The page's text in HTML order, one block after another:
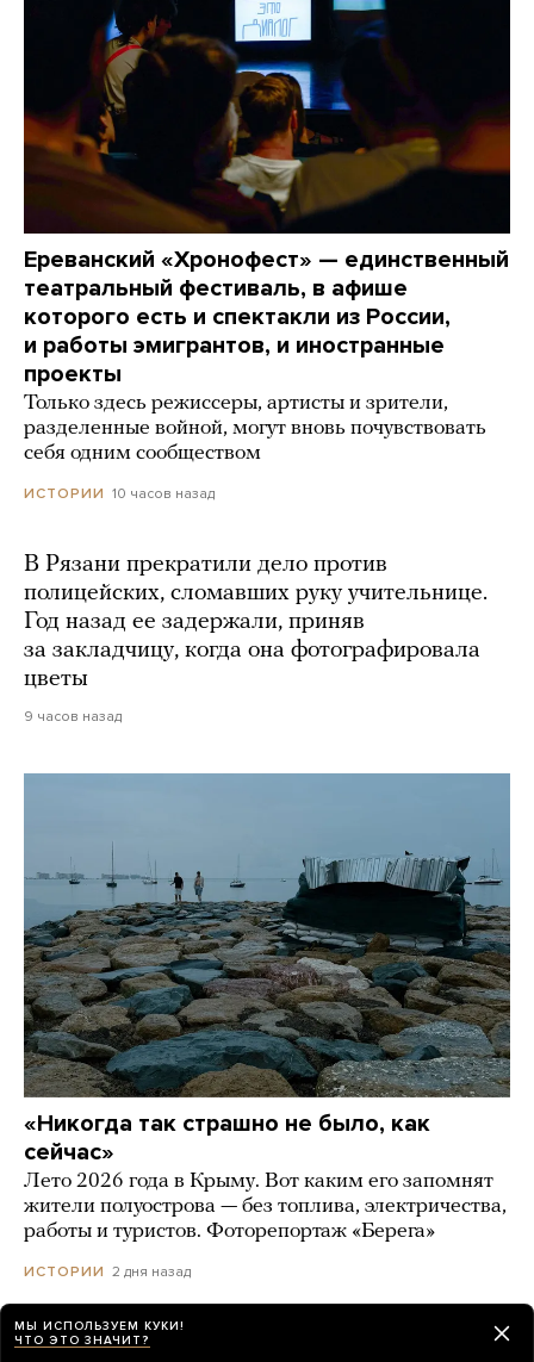
Ереванский «Хронофест» — единственный
театральный фестиваль, в афише
которого есть и спектакли из России,
и работы эмигрантов, и иностранные
проекты
Только здесь режиссеры, артисты и зрители,
разделенные войной, могут вновь почувствовать
себя одним сообществом
ИСТОРИИ 10 часов назад
В Рязани прекратили дело против
полицейских, сломавших руку учительнице.
Год назад ее задержали, приняв
за закладчицу, когда она фотографировала
цветы
9 часов назад
«Никогда так страшно не было, как
сейчас»
Лето 2026 года в Крыму. Вот каким его запомнят
жители полуострова — без топлива, электричества,
работы и туристов. Фоторепортаж «Берега»
ИСТОРИИ 2 дня назад
«Россия-24» обратилась в прокуратуру
МЫ ИСПОЛЬЗУЕМ КУКИ!
ЧТО ЭТО ЗНАЧИТ?